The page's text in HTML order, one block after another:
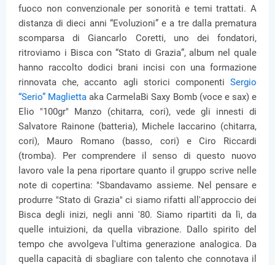
fuoco non convenzionale per sonorità e temi trattati. A
distanza di dieci anni “Evoluzioni” e a tre dalla prematura
scomparsa di Giancarlo Coretti, uno dei fondatori,
ritroviamo i Bisca con “Stato di Grazia”, album nel quale
hanno raccolto dodici brani incisi con una formazione
rinnovata che, accanto agli storici componenti Sergio
“Serio” Maglietta aka CarmelaBi Saxy Bomb (voce e sax) e
Elio "100gr" Manzo (chitarra, cori), vede gli innesti di
Salvatore Rainone (batteria), Michele Iaccarino (chitarra,
cori), Mauro Romano (basso, cori) e Ciro Riccardi
(tromba). Per comprendere il senso di questo nuovo
lavoro vale la pena riportare quanto il gruppo scrive nelle
note di copertina: "Sbandavamo assieme. Nel pensare e
produrre "Stato di Grazia" ci siamo rifatti all'approccio dei
Bisca degli inizi, negli anni '80. Siamo ripartiti da lì, da
quelle intuizioni, da quella vibrazione. Dallo spirito del
tempo che avvolgeva l'ultima generazione analogica. Da
quella capacità di sbagliare con talento che connotava il